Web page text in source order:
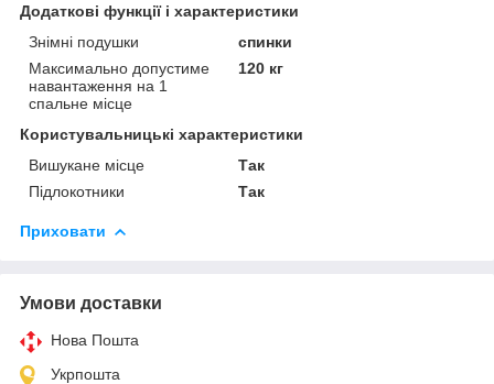
Додаткові функції і характеристики
Знімні подушки
спинки
Максимально допустиме
навантаження на 1
спальне місце
120 кг
Користувальницькі характеристики
Вишукане місце
Так
Підлокотники
Так
Приховати
Умови доставки
Нова Пошта
Укрпошта